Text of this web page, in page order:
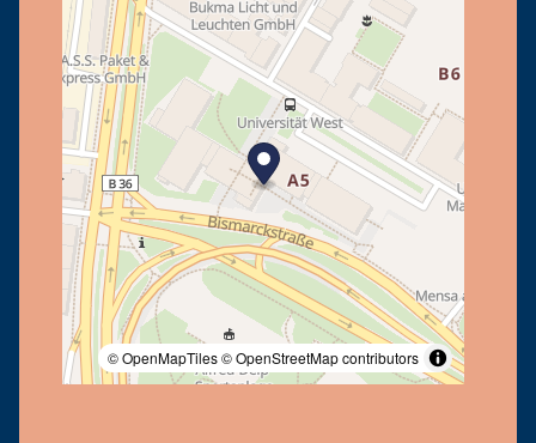
© OpenMapTiles© OpenStreetMap contributors